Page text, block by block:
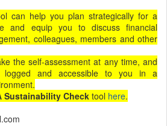
can help you plan strategically for a
and equip you to discuss financial
colleagues, members and other
the self-assessment at any time, and
logged and accessible to you in a
Sustainability Check tool here.